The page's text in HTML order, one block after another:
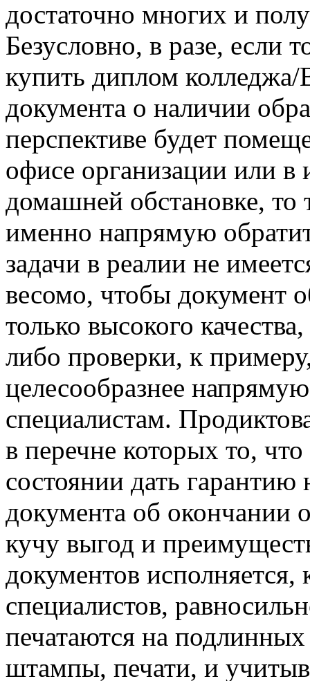
достаточно многих и
Безусловно, в разе, если
купить диплом
документа о наличии
перспективе будет
офисе организации или в
домашней обстановке, то
именно напрямую
задачи в реалии не
весомо, чтобы документ
только высокого
либо проверки, к
целесообразнее
специалистам.
в перечне которых то,
состоянии дать
документа об окончании
кучу выгод и
документов
специалистов,
печатаются на
штампы, печати, и